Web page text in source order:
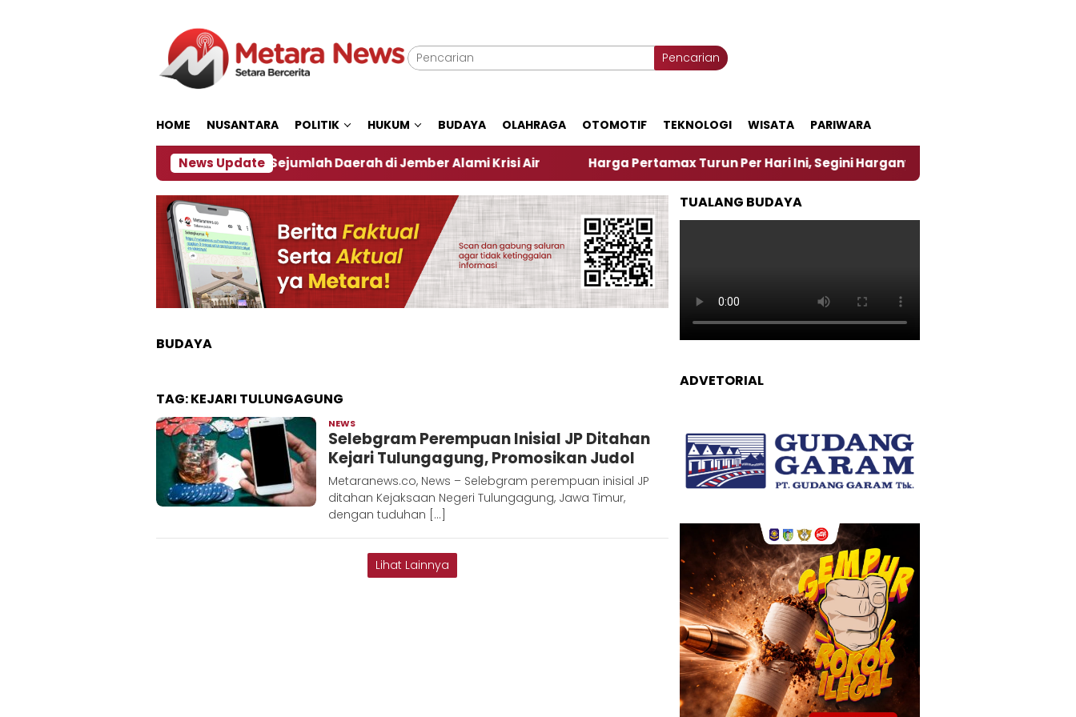
Pencarian
HOME NUSANTARA POLITIK HUKUM BUDAYA OLAHRAGA OTOMOTIF TEKNOLOGI WISATA PARIWARA
News Update
Dampak El Nino, Sejumlah Daerah di Jember Alami Krisi Air Harga Pertamax Turun Per Hari Ini, Segini Harganya ‎Nasirun Maestro Lukis
BUDAYA
TAG:KEJARI TULUNGAGUNG
NEWS
D
Selebgram Perempuan Inisial JP Ditahan
Kejari Tulungagung, Promosikan Judol
Metaranews.co, News – Selebgram perempuan inisial JP
ditahan Kejaksaan Negeri Tulungagung, Jawa Timur,
dengan tuduhan […]
Lihat Lainnya
TUALANG BUDAYA
ADVETORIAL